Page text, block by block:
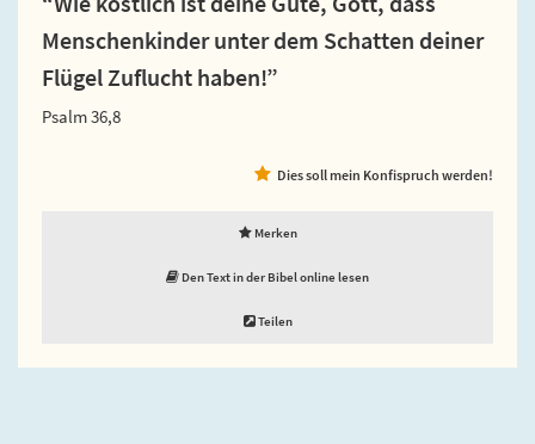
Menschenkinder unter dem Schatten deiner
Flügel Zuflucht haben!”
Psalm 36,8
Dies soll mein Konfispruch werden!
Merken
Den Text in der Bibel online lesen
Teilen